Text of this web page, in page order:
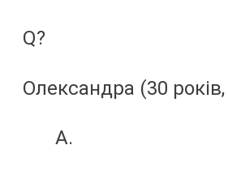
Q?
Олександра (30
A.